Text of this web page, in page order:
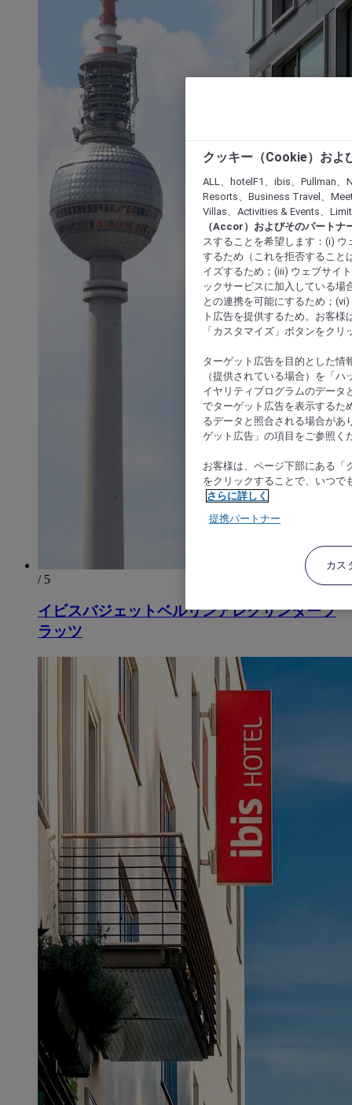
/ 5
イビスバジェットベルリンアレクサンダープ
ラッツ
クッキー（Cookie）およ
ALL、hotelF1、ibis、Pullman
Resorts、Business Travel、
Villas、Activities & Events、
（Accor）およびそのパートナ
スすることを希望します：(i)
するため（これを拒否すること
イズするため；(iii) ウェブサイ
ックサービスに加入している場
との連携を可能にするため；
ト広告を提供するため。お客
「カスタマイズ」ボタンをク
ターゲット広告を目的とした情
（提供されている場合）を「
イヤリティプログラムのデータ
でターゲット広告を表示するた
るデータと照合される場合があ
ゲット広告」の項目をご参照く
お客様は、ページ下部にある「
をクリックすることで、いつで
さらに詳しく
提携パートナー
カス